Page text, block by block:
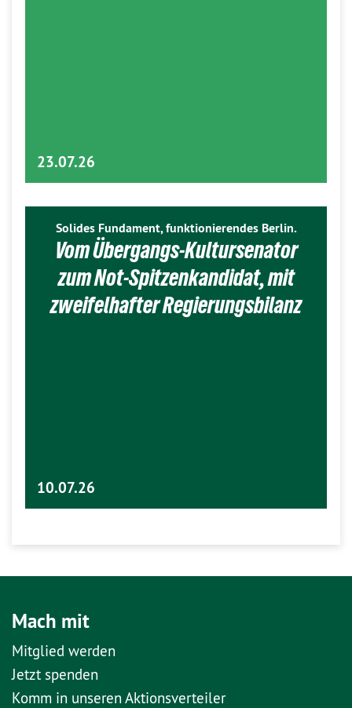
23.07.26
Solides Fundament, funktionierendes Berlin.
Vom Übergangs-Kultursenator
zum Not-Spitzenkandidat, mit
zweifelhafter Regierungsbilanz
10.07.26
Mach mit
Mitglied werden
Jetzt spenden
Komm in unseren Aktionsverteiler